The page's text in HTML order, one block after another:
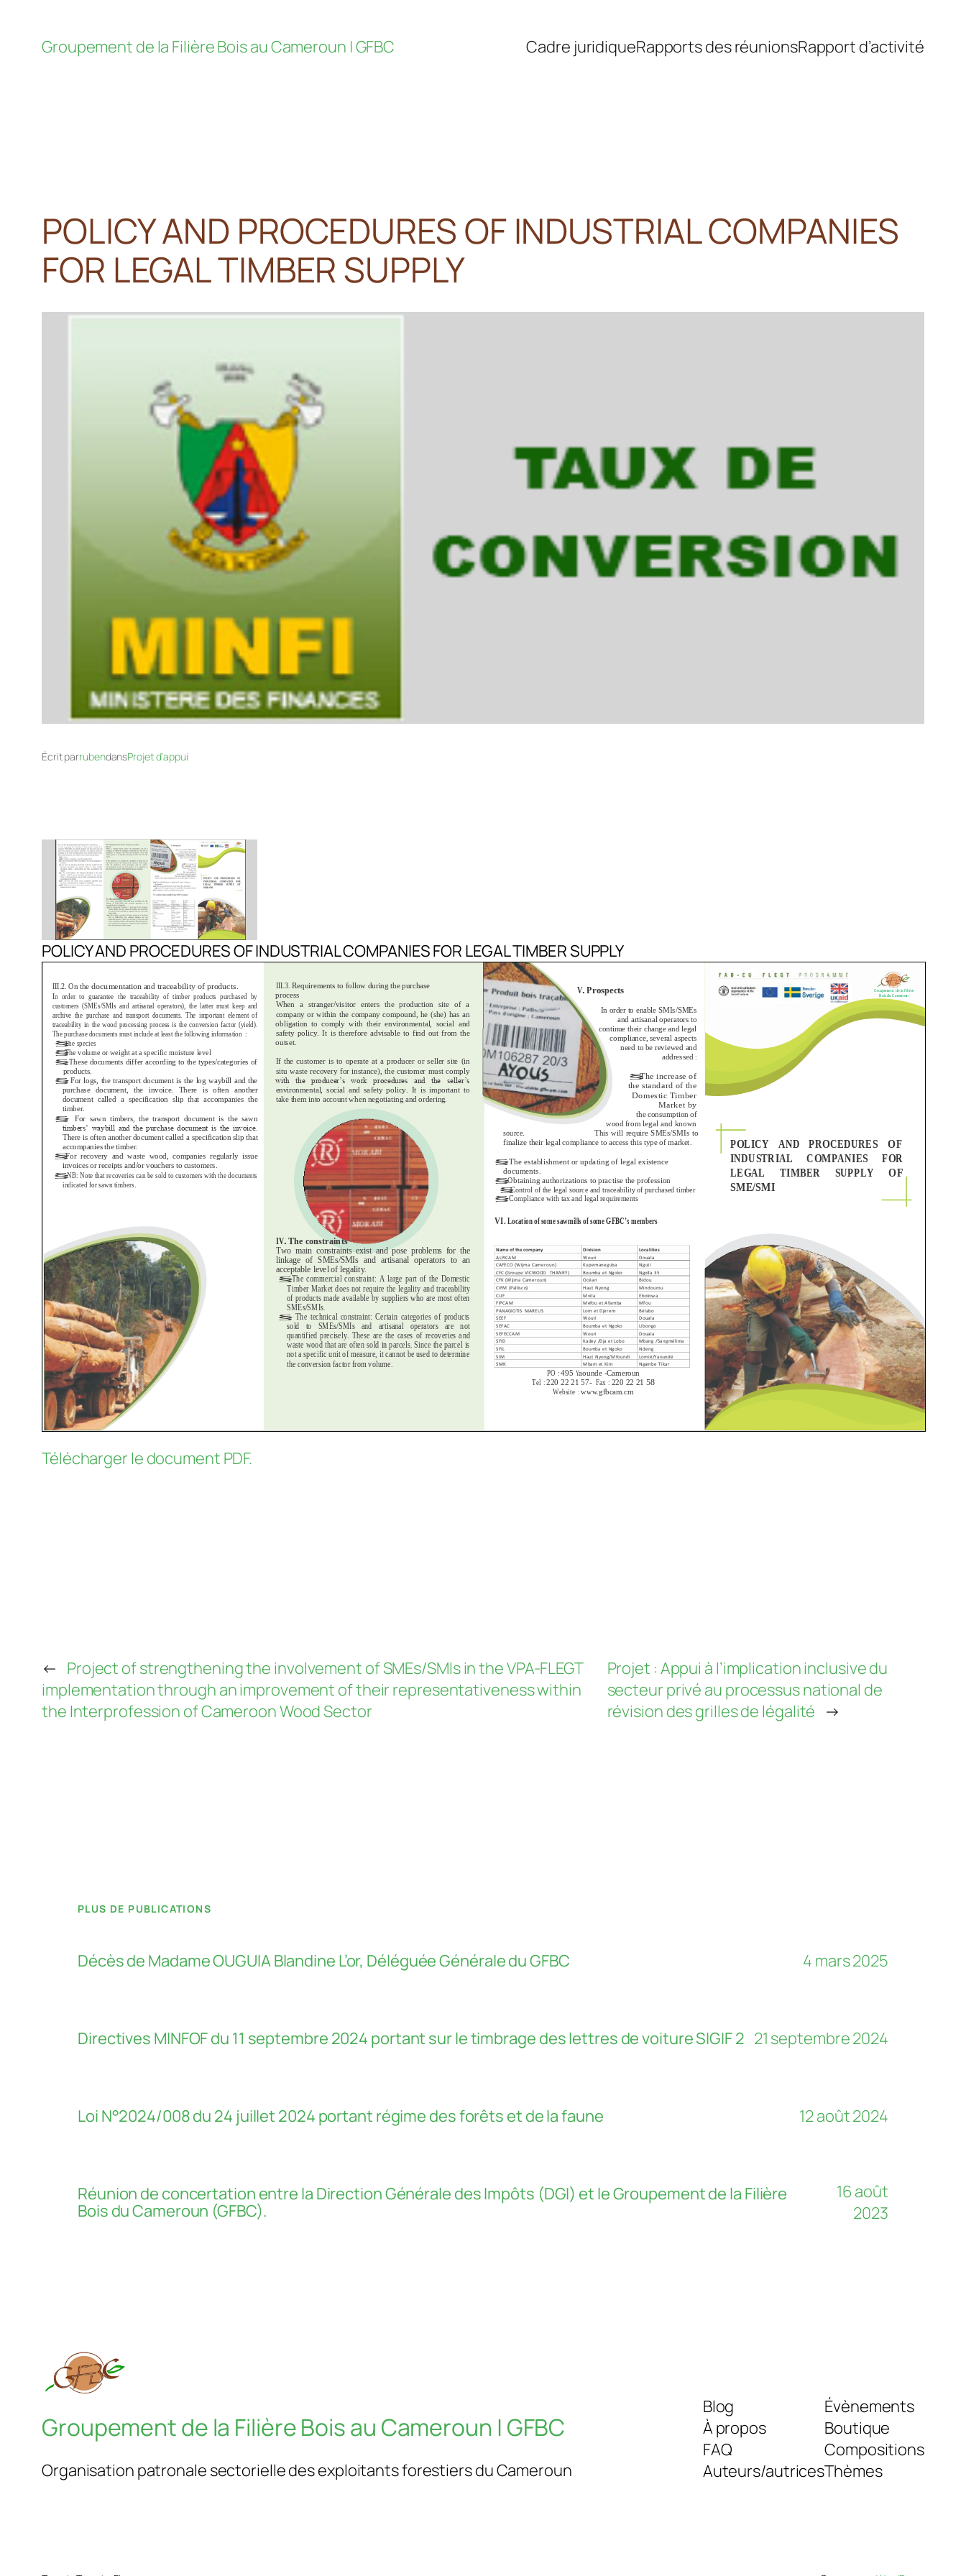
Groupement de la Filière Bois au Cameroun | GFBC Cadre juridiqueRapports des réunionsRapport d’activité
POLICY AND PROCEDURES OF INDUSTRIAL COMPANIES
FOR LEGAL TIMBER SUPPLY
Écrit parrubendansProjet d’appui
POLICY AND PROCEDURES OF INDUSTRIAL COMPANIES FOR LEGAL TIMBER SUPPLY
Télécharger le document PDF.
← Project of strengthening the involvement of SMEs/SMIs in the VPA-FLEGT
implementation through an improvement of their representativeness within
the Interprofession of Cameroon Wood Sector
Projet : Appui à l’implication inclusive du
secteur privé au processus national de
révision des grilles de légalité →
PLUS DE PUBLICATIONS
Décès de Madame OUGUIA Blandine L’or, Déléguée Générale du GFBC 4 mars 2025
Directives MINFOF du 11 septembre 2024 portant sur le timbrage des lettres de voiture SIGIF 2 21 septembre 2024
Loi N°2024/008 du 24 juillet 2024 portant régime des forêts et de la faune 12 août 2024
Réunion de concertation entre la Direction Générale des Impôts (DGI) et le Groupement de la Filière
Bois du Cameroun (GFBC).
16 août
2023
Groupement de la Filière Bois au Cameroun | GFBC
Organisation patronale sectorielle des exploitants forestiers du Cameroun
Blog
À propos
FAQ
Auteurs/autrices
Évènements
Boutique
Compositions
Thèmes